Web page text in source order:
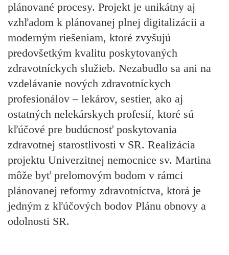
plánované procesy. Projekt je unikátny aj
vzhľadom k plánovanej plnej digitalizácii a
moderným riešeniam, ktoré zvyšujú
predovšetkým kvalitu poskytovaných
zdravotníckych služieb. Nezabudlo sa ani na
vzdelávanie nových zdravotníckych
profesionálov – lekárov, sestier, ako aj
ostatných nelekárskych profesií, ktoré sú
kľúčové pre budúcnosť poskytovania
zdravotnej starostlivosti v SR. Realizácia
projektu Univerzitnej nemocnice sv. Martina
môže byť prelomovým bodom v rámci
plánovanej reformy zdravotníctva, ktorá je
jedným z kľúčových bodov Plánu obnovy a
odolnosti SR.